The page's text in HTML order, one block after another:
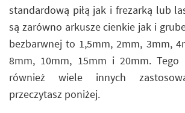
standardową piłą jak i frezarką lub
są zarówno arkusze cienkie jak i
bezbarwnej to 1,5mm, 2mm, 3mm,
8mm, 10mm, 15mm i 20mm. Tego
również wiele innych
przeczytasz poniżej.